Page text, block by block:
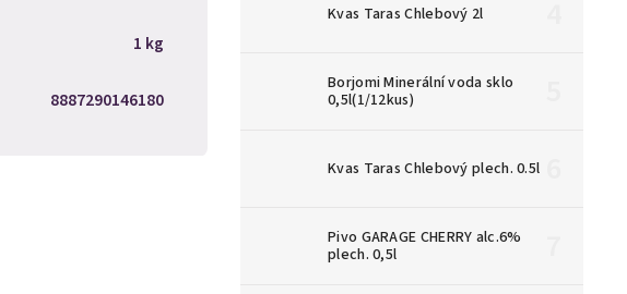
Kvas Taras Chlebový 2l
Borjomi Minerální voda sklo
0,5l(1/12kus)
Kvas Taras Chlebový plech. 0.5l
Pivo GARAGE CHERRY alc.6%
plech. 0,5l
1 kg
8887290146180